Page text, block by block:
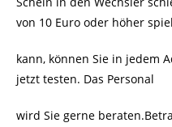
von 10 Euro oder höher
kann, können Sie in jedem
jetzt testen. Das Personal
wird Sie gerne